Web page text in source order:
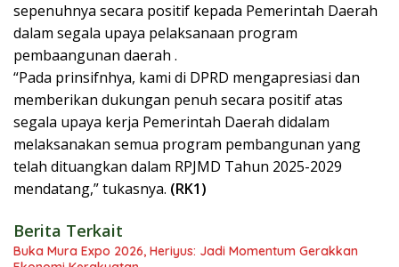
sepenuhnya secara positif kepada Pemerintah Daerah
dalam segala upaya pelaksanaan program
pembaangunan daerah .
“Pada prinsifnhya, kami di DPRD mengapresiasi dan
memberikan dukungan penuh secara positif atas
segala upaya kerja Pemerintah Daerah didalam
melaksanakan semua program pembangunan yang
telah dituangkan dalam RPJMD Tahun 2025-2029
mendatang,” tukasnya. (RK1)
Berita Terkait
Buka Mura Expo 2026, Heriyus: Jadi Momentum Gerakkan